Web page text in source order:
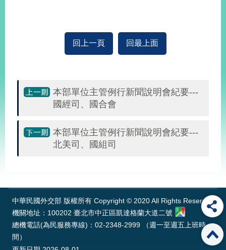
們
回上一頁 回最上面
本部單位主管例行新聞說明會紀要---
國經司、國合會
本部單位主管例行新聞說明會紀要---
北美司、國組司
中華民國外交部 版權所有 Copyright © 2020 All Rights Reserved
機關地址：100202 臺北市中正區凱達格蘭大道二號
總機電話(為民服務專線)：02-2348-2999 （週一至週五上班時
間）